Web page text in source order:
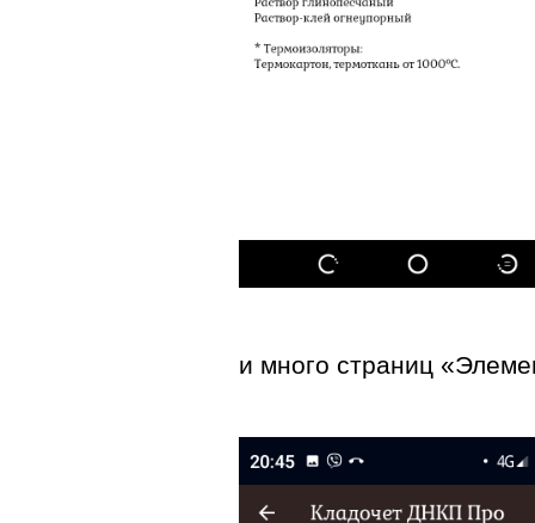
и много страниц